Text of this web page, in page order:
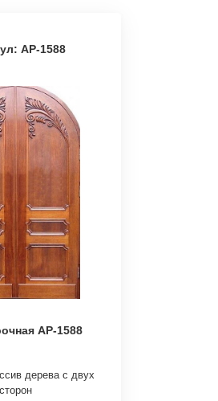
АР-1588
АР-1588
дерева с двух
сторон